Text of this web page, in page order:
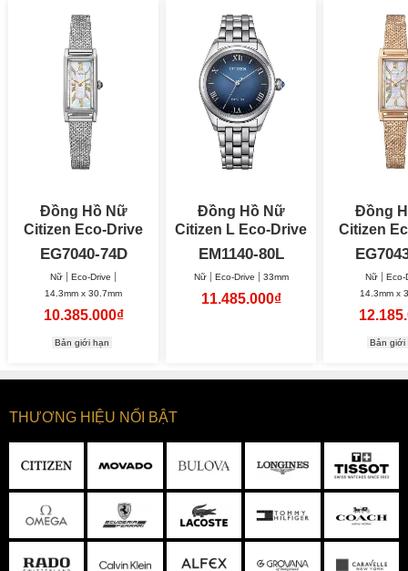
Đồng Hồ Nữ
Citizen Eco-Drive
14.3x30.7mm
EG7040-74D
Nữ
Eco-Drive
14.3mm x 30.7mm
10.385.000₫
Bản giới hạn
Đồng Hồ Nữ
Citizen L Eco-Drive
33mm
EM1140-80L
Nữ Eco-Drive 33mm
11.485.000₫
Đồng
Citizen
Nữ
Eco-
14.3mm x
Bản giới
THƯƠNG HIỆU NỔI BẬT